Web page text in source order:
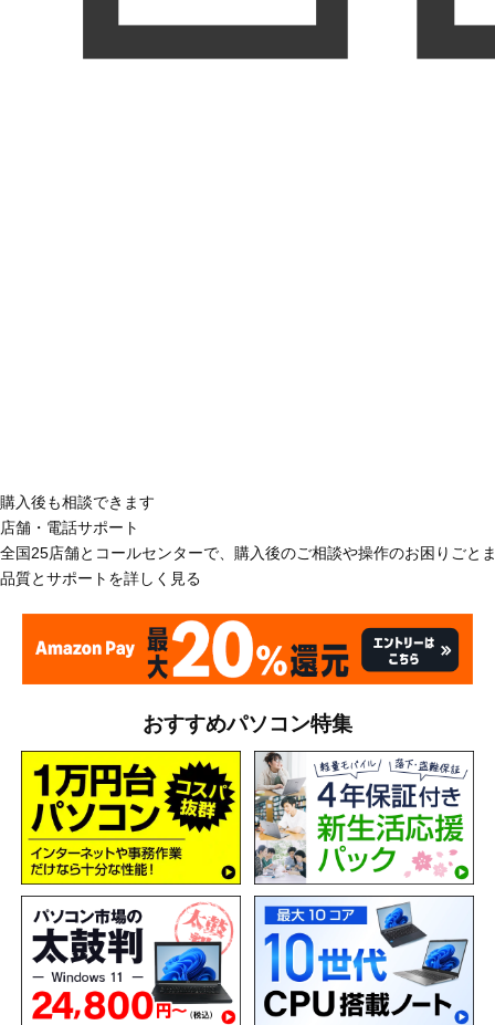
購入後も相談できます
店舗・電話サポート
全国25店舗とコールセンターで、購入後のご相談や操作のお困りごと
品質とサポートを詳しく見る
おすすめパソコン特集